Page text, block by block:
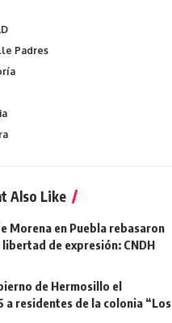
Padres
Also Like
Morena en Puebla rebasaron
de expresión: CNDH
de Hermosillo el
a residentes de la colonia “Los